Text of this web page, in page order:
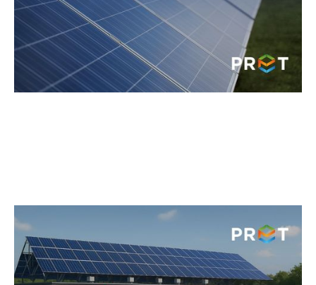
Сонячні проєкти на критичній
інфраструктурі — сигнал для
бізнесу про надійність технології
В Україні стрімко зростає кількість сонячних